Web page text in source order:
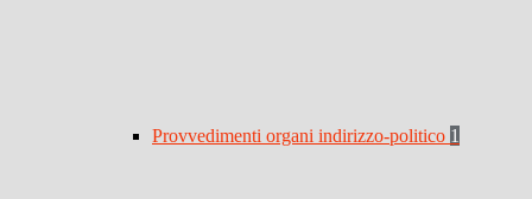
Provvedimenti organi indirizzo-politico 1